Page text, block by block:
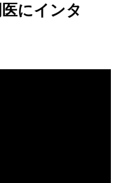
にインタ